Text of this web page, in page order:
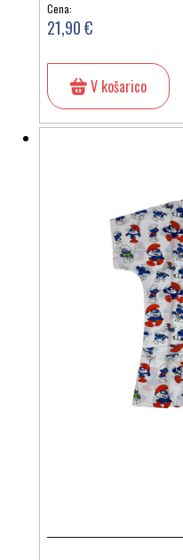
Cena:
21,90 €
V košarico